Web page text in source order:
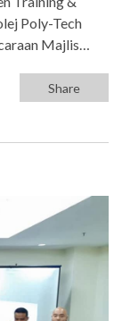
Poly-Tech
Majlis…
Share